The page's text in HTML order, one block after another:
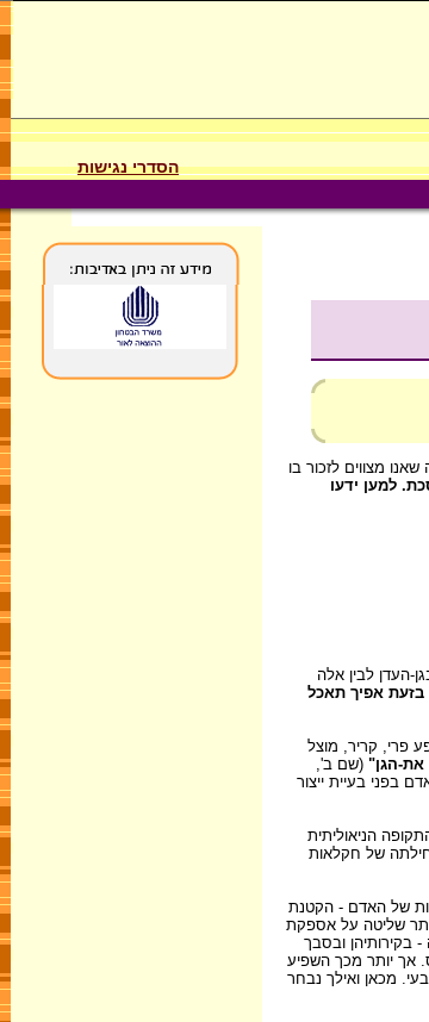
הסדרי נגישות
מצווים לזכור בו
למען ידעו
העדן לבין אלה
אפיך תאכל
פרי, קריר, מוצל
את-הגן" (שם ב',
בפני בעיית ייצור
הניאוליתית
של חקלאות
של האדם - הקטנת
יתר שליטה על אספקת
בקירותיהן ובסבך
אך יותר מכך השפיע
מכאן ואילך נבחר